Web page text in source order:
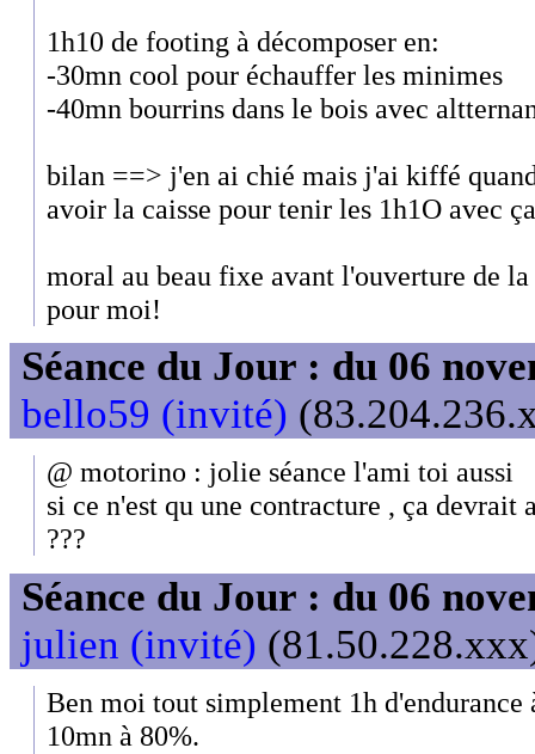
1h10 de footing à décomposer en:
-30mn cool pour échauffer les minimes
-40mn bourrins dans le bois avec
bilan ==> j'en ai chié mais j'ai kiffé
avoir la caisse pour tenir les 1h1O avec
moral au beau fixe avant l'ouverture de la
pour moi!
Séance du Jour : du 06
bello59 (invité)
@ motorino : jolie séance l'ami toi aussi
si ce n'est qu une contracture , ça
???
Séance du Jour : du 06
julien (invité)
Ben moi tout simplement 1h d'endurance
10mn à 80%.